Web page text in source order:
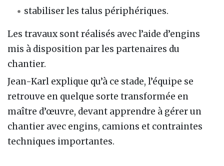
stabiliser les talus périphériques.
Les travaux sont réalisés avec l’aide d’engins
mis à disposition par les partenaires du
chantier.
Jean-Karl explique qu’à ce stade, l’équipe se
retrouve en quelque sorte transformée en
maître d’œuvre, devant apprendre à gérer un
chantier avec engins, camions et contraintes
techniques importantes.